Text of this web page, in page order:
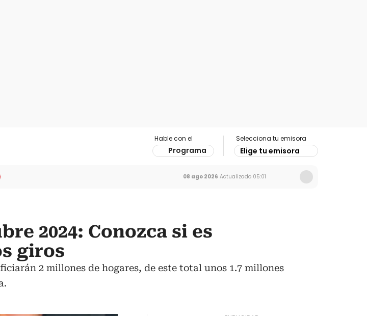
Hable con el
Programa
Selecciona tu emisora
Elige tu emisora
08 ago 2026 Actualizado 05:01
2024: Conozca si es
giros
2 millones de hogares, de este total unos 1.7 millones